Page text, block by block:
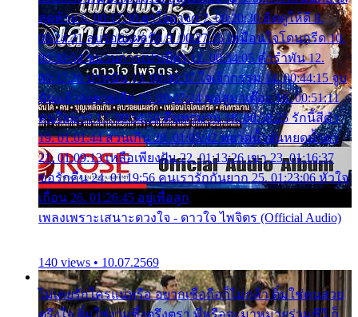
สุดท้าย 6. 00:17:30 ยาใจยาจก 7. 00:20:30 คิดดูให้ดี 8.
00:24:21 ลบรอยแผลรัก 9. 00:27:35 เหมือนใจโดนกรีด 10.
00:30:54 ขบวนการเปาเปียว 11. 00:34:05 คำรำพัน 12.
00:37:20 ปาหนัน 13. 00:40:37 ใจเจ้ากรรม 14. 00:44:15 จูบ
ฉันแล้วจงตายเสีย 15. 00:47:24 ขอสูมาเต๊อะ 16. 00:51:11
คนใจมาร 17. 00:54:50 คืนทรมาน 18. 00:58:25 รักนี้สีดำ
19. 01:01:44 ส่วนเกิน 20. 01:05:42 หยาดน้ำฝนหยดน้ำตา
21. 01:09:13 เหลือเพียงฝัน 22. 01:13:26 เขา 23. 01:16:37
ขอรักคืน 24. 01:19:56 คนเรารักกันยาก 25. 01:23:06 หัวใจ
เถื่อน 26. 01:26:45 อยู่เพื่อลูก
เพลงเพราะเสนาะดวงใจ - ดาวใจ ไพจิตร (Official Audio)
140 views • 10.07.2569
ไม่เคยรักใครแน่หรือ อยากเชื่อถือก็ไม่กล้า ติ๋มใช่คนสวย
ตรึงใจ ติ๋มใช่งามซึ้งตรึงตรา พี่หรือจะมาหมายร่วมชีวี ก็